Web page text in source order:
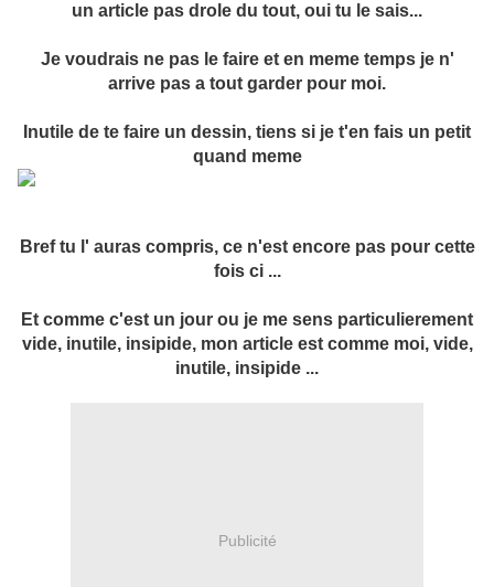
un article pas drole du tout, oui tu le sais...
Je voudrais ne pas le faire et en meme temps je n'
arrive pas a tout garder pour moi.
Inutile de te faire un dessin, tiens si je t'en fais un petit
quand meme
Bref tu l' auras compris, ce n'est encore pas pour cette
fois ci ...
Et comme c'est un jour ou je me sens particulierement
vide, inutile, insipide, mon article est comme moi, vide,
inutile, insipide ...
Publicité